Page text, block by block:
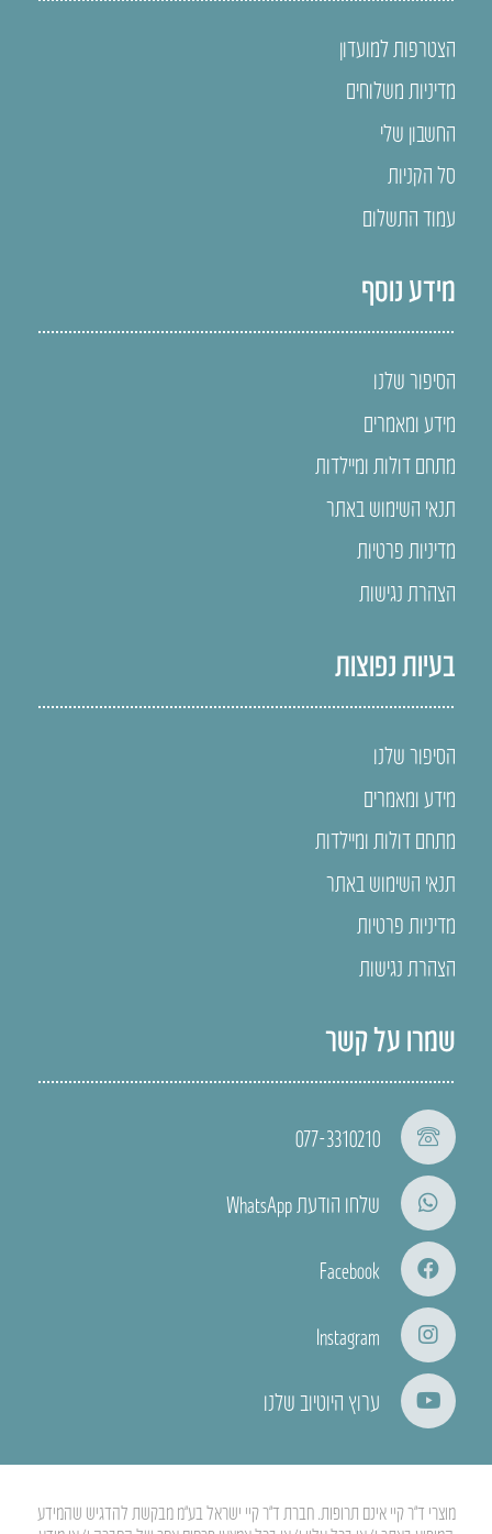
הצטרפות למועדון
מדיניות משלוחים
החשבון שלי
סל הקניות
עמוד התשלום
מידע נוסף
הסיפור שלנו
מידע ומאמרים
מתחם דולות ומיילדות
תנאי השימוש באתר
מדיניות פרטיות
הצהרת נגישות
בעיות נפוצות
הסיפור שלנו
מידע ומאמרים
מתחם דולות ומיילדות
תנאי השימוש באתר
מדיניות פרטיות
הצהרת נגישות
שמרו על קשר
077-3310210
שלחו הודעת WhatsApp
Facebook
Instagram
ערוץ היוטיוב שלנו
מוצרי ד”ר קיי אינם תרופות. חברת ד”ר קיי ישראל בע”מ מבקשת להדגיש שהמידע